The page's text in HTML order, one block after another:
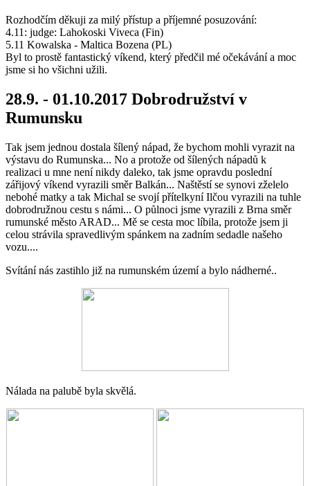
Rozhodčím děkuji za milý přístup a příjemné posuzování:
4.11: judge: Lahokoski Viveca (Fin)
5.11 Kowalska - Maltica Bozena (PL)
Byl to prostě fantastický víkend, který předčil mé očekávání a moc
jsme si ho všichni užili.
28.9. - 01.10.2017 Dobrodružství v
Rumunsku
Tak jsem jednou dostala šílený nápad, že bychom mohli vyrazit na
výstavu do Rumunska... No a protože od šílených nápadů k
realizaci u mne není nikdy daleko, tak jsme opravdu poslední
zářijový víkend vyrazili směr Balkán... Naštěstí se synovi zželelo
nebohé matky a tak Michal se svojí přítelkyní Ilčou vyrazili na tuhle
dobrodružnou cestu s námi... O půlnoci jsme vyrazili z Brna směr
rumunské město ARAD... Mě se cesta moc líbila, protože jsem ji
celou strávila spravedlivým spánkem na zadním sedadle našeho
vozu....
Svítání nás zastihlo již na rumunském území a bylo nádherné..
Nálada na palubě byla skvělá.